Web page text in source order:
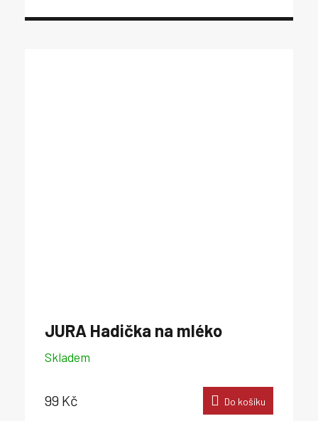
JURA Hadička na mléko
Skladem
99 Kč Do košíku